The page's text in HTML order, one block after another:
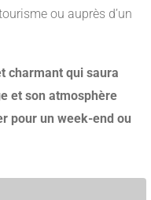
ou auprès d’un
charmant qui saura
et son atmosphère
pour un week-end ou